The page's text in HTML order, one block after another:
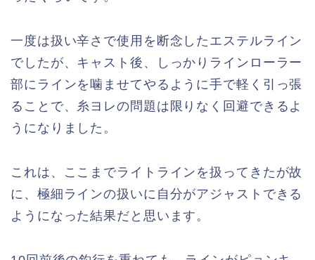
一度は扱い辛さで使用を断念したエステルライン
でしたが、キャスト後、しっかりラインローラー
部にラインを噛ませてやるように手で軽く引っ張
ることで、糸ヨレの問題は限りなく回避できるよ
うになりました。
これは、ここまでライトラインを扱ってきたが故
に、極細ラインの扱いに自分がアジャストできる
ようになった結果だと思います。